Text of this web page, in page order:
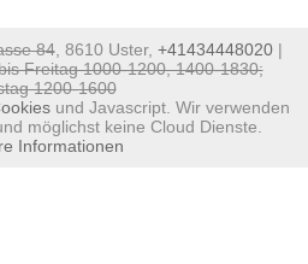
84, 8610 Uster, +41434448020|
Freitag 1000-1200, 1400-1830;
1200-1600
und Javascript. Wir verwenden
möglichst keine Cloud Dienste.
Informationen